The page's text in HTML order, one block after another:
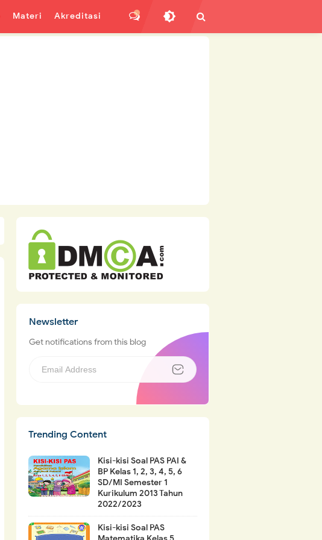
Materi Akreditasi
Newsletter
Get notifications from this blog
Trending Content
Kisi-kisi Soal PAS PAI &
BP Kelas 1, 2, 3, 4, 5, 6
SD/MI Semester 1
Kurikulum 2013 Tahun
2022/2023
Kisi-kisi Soal PAS